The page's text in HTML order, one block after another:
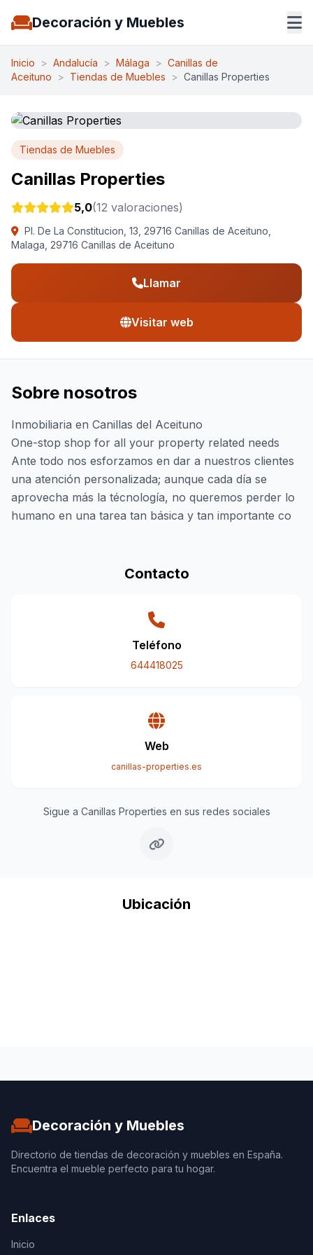
Decoración y Muebles
Inicio > Andalucía > Málaga > Canillas de
Aceituno
> Tiendas de Muebles > Canillas Properties
Tiendas de Muebles
Canillas Properties
5,0(12 valoraciones)
Pl. De La Constitucion, 13, 29716 Canillas de Aceituno,
Malaga, 29716 Canillas de Aceituno
Llamar
Visitar web
Sobre nosotros
Inmobiliaria en Canillas del Aceituno
One-stop shop for all your property related needs
Ante todo nos esforzamos en dar a nuestros clientes
una atención personalizada; aunque cada día se
aprovecha más la técnología, no queremos perder lo
humano en una tarea tan básica y tan importante co
Contacto
Teléfono
644418025
Web
canillas-properties.es
Sigue a Canillas Properties en sus redes sociales
Ubicación
Decoración y Muebles
Directorio de tiendas de decoración y muebles en España.
Encuentra el mueble perfecto para tu hogar.
Enlaces
Inicio